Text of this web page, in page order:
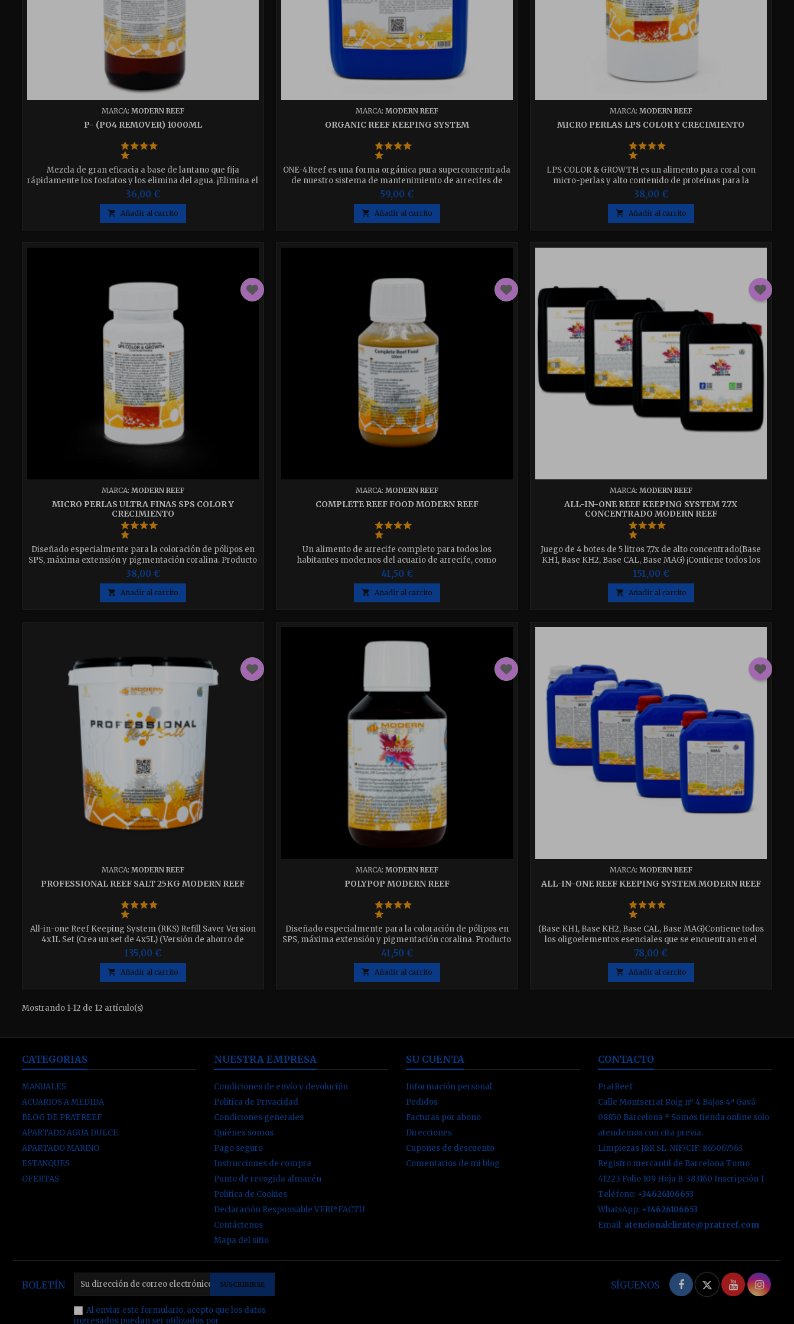
MARCA: MODERN REEF
P- (PO4 REMOVER) 1000ML
Mezcla de gran eficacia a base de lantano que fija
rápidamente los fosfatos y los elimina del agua. ¡Elimina el
fosfato extremadamente rápido!
36,00 €
 Añadir al carrito
MARCA: MODERN REEF
ORGANIC REEF KEEPING SYSTEM
ONE-4Reef es una forma orgánica pura superconcentrada
de nuestro sistema de mantenimiento de arrecifes de
consumo proporcional en un recipiente. ¡Contiene todos los
oligoelementos necesarios en el agua de mar natural,
micronutrientes orgánicos y aminoácidos en un solo
producto! Disponible en 2 medidas elija la que desee.
59,00 €
 Añadir al carrito
MARCA: MODERN REEF
MICRO PERLAS LPS COLOR Y CRECIMIENTO
LPS COLOR & GROWTH es un alimento para coral con
micro-perlas y alto contenido de proteínas para la
alimentación directa o en la columna de agua.
38,00 €
 Añadir al carrito
MARCA: MODERN REEF
MICRO PERLAS ULTRA FINAS SPS COLOR Y
CRECIMIENTO
Diseñado especialmente para la coloración de pólipos en
SPS, máxima extensión y pigmentación coralina. Producto
complementario de “MR Complete Reef Food”. Disponible
en dos tamaños elija el que desee.
38,00 €
 Añadir al carrito
MARCA: MODERN REEF
COMPLETE REEF FOOD MODERN REEF
Un alimento de arrecife completo para todos los
habitantes modernos del acuario de arrecife, como
microorganismos, bacterias simbióti MR22128 cas,
filtradores y corales, tanto directa como
indirectamente.Disponible en dos tamaños elija el que
desee.
41,50 €
 Añadir al carrito
MARCA: MODERN REEF
ALL-IN-ONE REEF KEEPING SYSTEM 7.7X
CONCENTRADO MODERN REEF
Juego de 4 botes de 5 litros 7,7x de alto concentrado(Base
KH1, Base KH2, Base CAL, Base MAG) ¡Contiene todos los
oligoelementos esenciales que se encuentran en el agua
de mar natural, micronutrientes orgánicos e inorgánicos y
aminoácidos en un solo producto!
151,00 €
 Añadir al carrito
MARCA: MODERN REEF
PROFESSIONAL REEF SALT 25KG MODERN REEF
All-in-one Reef Keeping System (RKS) Refill Saver Version
4x1L Set (Crea un set de 4x5L) (Versión de ahorro de
recarga) Esta es una versión de recarga de nuestro sistema
original RKS (Reef Keeping system) de consumo propor-
cional. Exactamente la misma fórmula en una versión
semidiluida de fácil preparación para crear un set de 5
135,00 €
 Añadir al carrito
MARCA: MODERN REEF
POLYPOP MODERN REEF
Diseñado especialmente para la coloración de pólipos en
SPS, máxima extensión y pigmentación coralina. Producto
complementario de “MR Complete Reef Food”. Disponible
en dos tamaños elija el que desee.
41,50 €
 Añadir al carrito
MARCA: MODERN REEF
ALL-IN-ONE REEF KEEPING SYSTEM MODERN REEF
(Base KH1, Base KH2, Base CAL, Base MAG)Contiene todos
los oligoelementos esenciales que se encuentran en el
agua de mar natural, micronutrientes orgánicos e
inorgánicos y aminoácidos en un juego de 4
botes!Disponible en dos tamaños Set de 4×2.5 Litros y 4x 5
Litros.
78,00 €
 Añadir al carrito
Mostrando 1-12 de 12 artículo(s)
CATEGORIAS
MANUALES
ACUARIOS A MEDIDA
BLOG DE PRATREEF
APARTADO AGUA DULCE
APARTADO MARINO
ESTANQUES
OFERTAS
NUESTRA EMPRESA
Condiciones de envío y devolución
Política de Privacidad
Condiciones generales
Quiénes somos
Pago seguro
Instrucciones de compra
Punto de recogida almacén
Politica de Cookies
Declaración Responsable VERI*FACTU
Contáctenos
Mapa del sitio
SU CUENTA
Información personal
Pedidos
Facturas por abono
Direcciones
Cupones de descuento
Comentarios de mi blog
CONTACTO
PratReef
Calle Montserrat Roig nº 4 Bajos 4ª Gavá
08850 Barcelona * Somos tienda online solo
atendemos con cita previa.
Limpiezas J&R SL. NIF/CIF: B65067563
Registro mercantil de Barcelona Tomo
41223 Folio 109 Hoja B-383160 Inscripción 1
Teléfono: +34626106653
WhatsApp: +34626106653
Email: atencionalcliente@pratreef.com
BOLETÍN
Al enviar este formulario, acepto que los datos
ingresados puedan ser utilizados por
FacebookTwitterYouTube
SÍGUENOS